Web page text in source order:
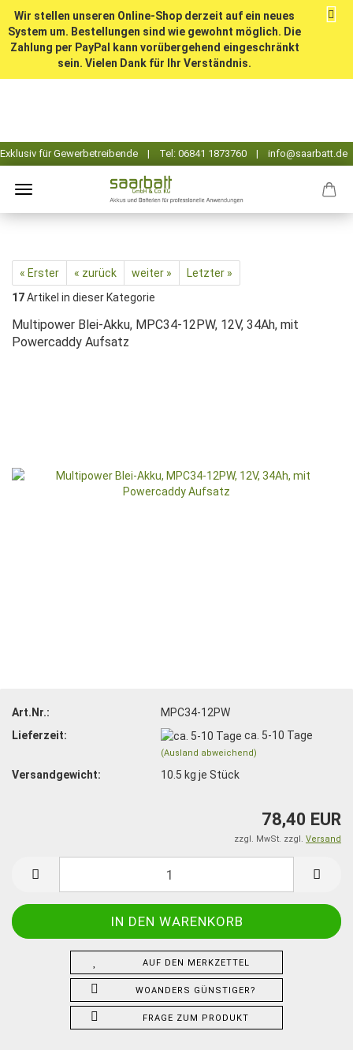
Wir stellen unseren Online-Shop derzeit auf ein neues
System um. Bestellungen sind wie gewohnt möglich. Die
Zahlung per PayPal kann vorübergehend eingeschränkt
sein. Vielen Dank für Ihr Verständnis.
« Erster « zurück weiter »
Letzter »
17Artikel in dieser Kategorie
Multipower Blei-Akku, MPC34-12PW, 12V, 34Ah, mit
Powercaddy Aufsatz
Art.Nr.:
MPC34-12PW
Lieferzeit:
ca. 5-10 Tage
(Ausland abweichend)
Versandgewicht: 10.5 kg je Stück
78,40 EUR
zzgl. MwSt. zzgl. Versand
AUF DEN MERKZETTEL
WOANDERS GÜNSTIGER?
FRAGE ZUM PRODUKT